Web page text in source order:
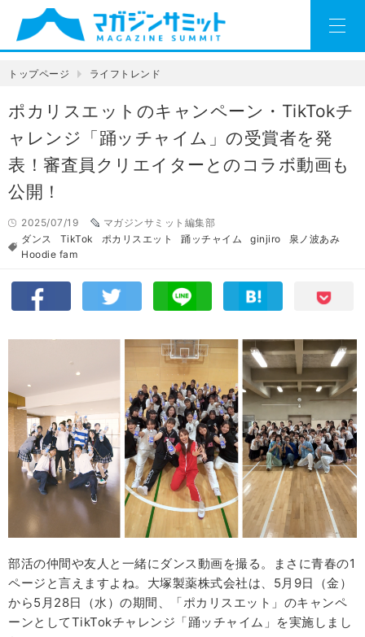
トップページ ライフトレンド
ポカリスエットのキャンペーン・TikTokチ
ャレンジ「踊ッチャイム」の受賞者を発
表！審査員クリエイターとのコラボ動画も
公開！
2025/07/19
マガジンサミット編集部
ダンス
TikTok ポカリスエット 踊ッチャイム ginjiro
泉ノ波あみ
Hoodie fam
部活の仲間や友人と一緒にダンス動画を撮る。まさに青春の1
ページと言えますよね。大塚製薬株式会社は、5月9日（金）
から5月28日（水）の期間、「ポカリスエット」のキャンペ
ーンとしてTikTokチャレンジ「踊ッチャイム」を実施しまし